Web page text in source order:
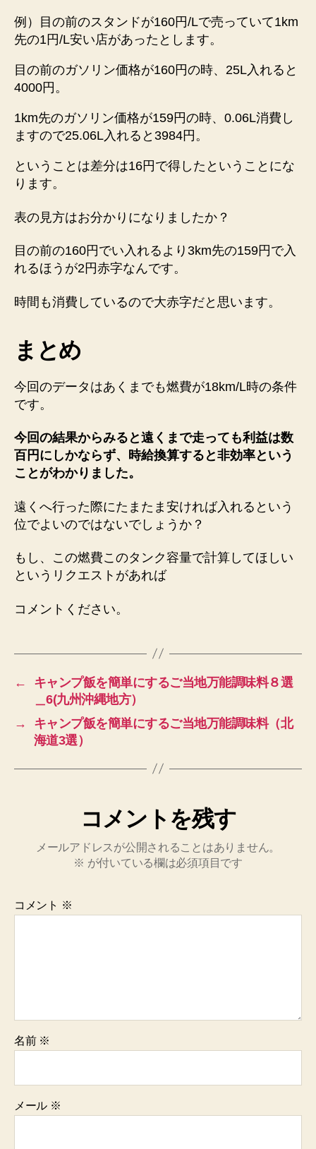
例）
目の前のスタンドが160円/Lで売っていて1km
先の1円/L安い店があったとします。
目の前のガソリン価格が160円の時、25L入れると
4000円。
1km先のガソリン価格が159円の時、0.06L消費し
ますので25.06L入れると3984円。
ということは差分は16円で得したということにな
ります。
表の見方はお分かりになりましたか？
目の前の160円でい入れるより3km先の159円で入
れるほうが2円赤字なんです。
時間も消費しているので大赤字だと思います。
まとめ
今回のデータはあくまでも燃費が18km/L時の条件
です。
今回の結果からみると遠くまで走っても利益は数
百円にしかならず、時給換算すると非効率という
ことがわかりました。
遠くへ行った際にたまたま安ければ入れるという
位でよいのではないでしょうか？
もし、この燃費このタンク容量で計算してほしい
というリクエストがあれば
コメントください。
←
キャンプ飯を簡単にするご当地万能調味料８選
＿6(九州沖縄地方）
→
キャンプ飯を簡単にするご当地万能調味料（北
海道3選）
コメントを残す
メールアドレスが公開されることはありません。
※ が付いている欄は必須項目です
コメント ※
名前 ※
メール ※